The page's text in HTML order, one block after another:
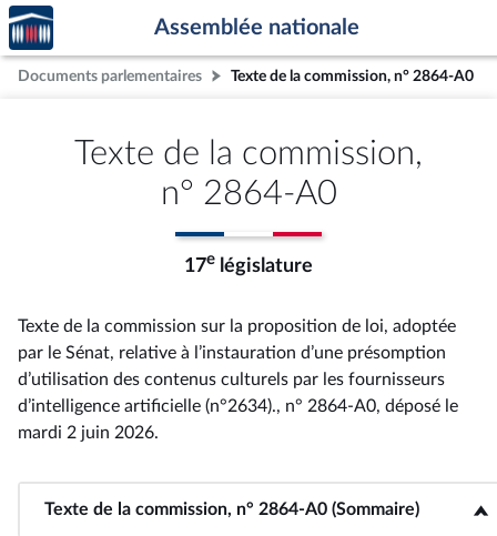
Aller au contenu
Aller en bas de la page
Accèder
à la
page
d'accueil
Assemblée nationale
Documents parlementaires Texte de la commission, n° 2864-A0
Texte de la commission,
n° 2864-A0
17e législature
Texte de la commission sur la proposition de loi, adoptée
par le Sénat, relative à l’instauration d’une présomption
d’utilisation des contenus culturels par les fournisseurs
d’intelligence artificielle (n°2634)., n° 2864-A0, déposé le
mardi 2 juin 2026.
Texte de la commission, n° 2864-A0 (Sommaire)
<b>Texte de la commission, n° 2864-A0 (Sommaire)</b>